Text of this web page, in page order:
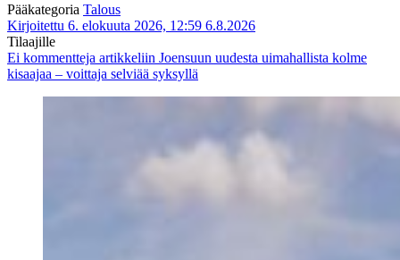
Pääkategoria Talous
Kirjoitettu 6. elokuuta 2026, 12:59 6.8.2026
Tilaajille
Ei kommentteja artikkeliin Joensuun uudesta uimahallista kolme
kisaajaa – voittaja selviää syksyllä